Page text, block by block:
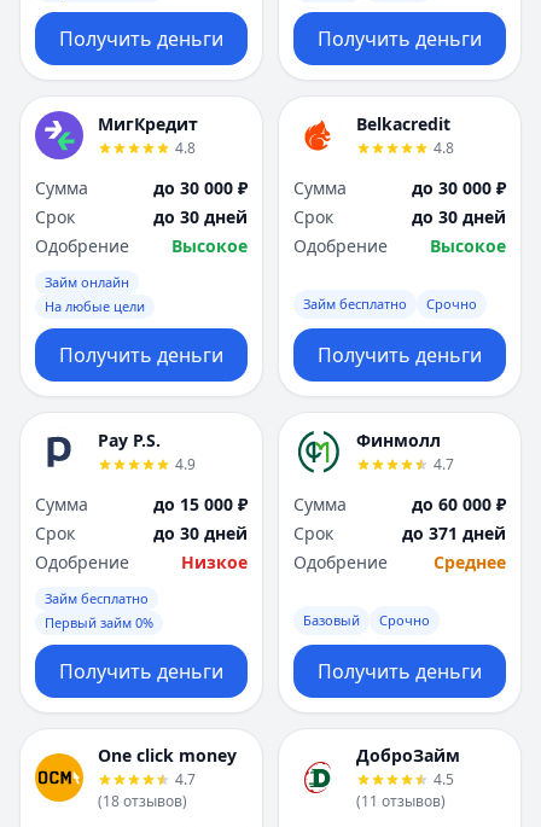
Получить деньги Получить деньги
МигКредит
4.8
Сумма
до 30 000 ₽
Срок
до 30 дней
Одобрение
Высокое
Займ онлайн
На любые цели
Получить деньги
Belkacredit
4.8
Сумма
до 30 000 ₽
Срок
до 30 дней
Одобрение
Высокое
Займ бесплатно Срочно
Получить деньги
Pay P.S.
4.9
Сумма
до 15 000 ₽
Срок
до 30 дней
Одобрение
Низкое
Займ бесплатно
Первый займ 0%
Получить деньги
Финмолл
4.7
Сумма
до 60 000 ₽
Срок
до 371 дней
Одобрение
Среднее
Базовый Срочно
Получить деньги
One click money
4.7
(18отзывов)
ДоброЗайм
4.5
(11 отзывов)